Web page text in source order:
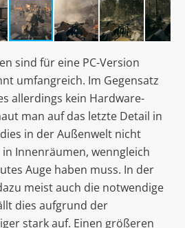
sind für eine PC-Version
umfangreich. Im Gegensatz
allerdings kein Hardware-
man auf das letzte Detail in
in der Außenwelt nicht
Innenräumen, wenngleich
Auge haben muss. In der
meist auch die notwendige
dies aufgrund der
stark auf. Einen größeren